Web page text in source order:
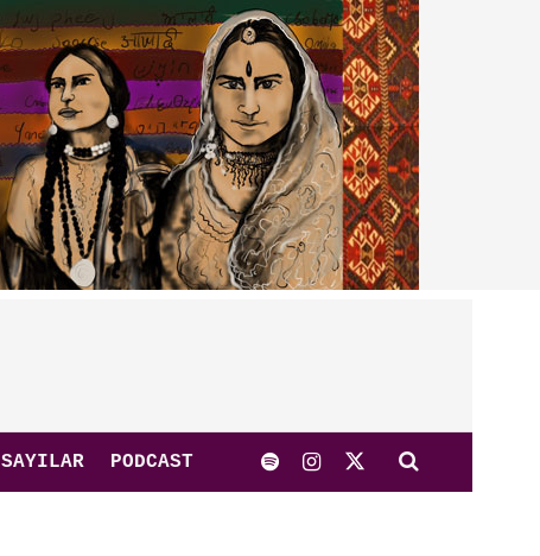
SAYILAR PODCAST